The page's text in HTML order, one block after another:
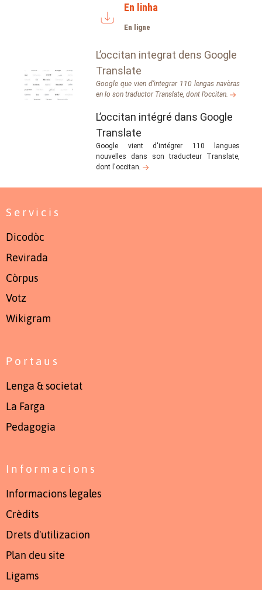
En linha
En ligne
L’occitan integrat dens Google
Translate
Google que vien d’integrar 110 lengas navèras
en lo son traductor Translate, dont l’occitan.
L’occitan intégré dans Google
Translate
Google vient d'intégrer 110 langues
nouvelles dans son traducteur Translate,
dont l'occitan.
Servicis
Dicodòc
Revirada
Còrpus
Votz
Wikigram
Portaus
Lenga & societat
La Farga
Pedagogia
Informacions
Informacions legales
Crèdits
Drets d'utilizacion
Plan deu site
Ligams